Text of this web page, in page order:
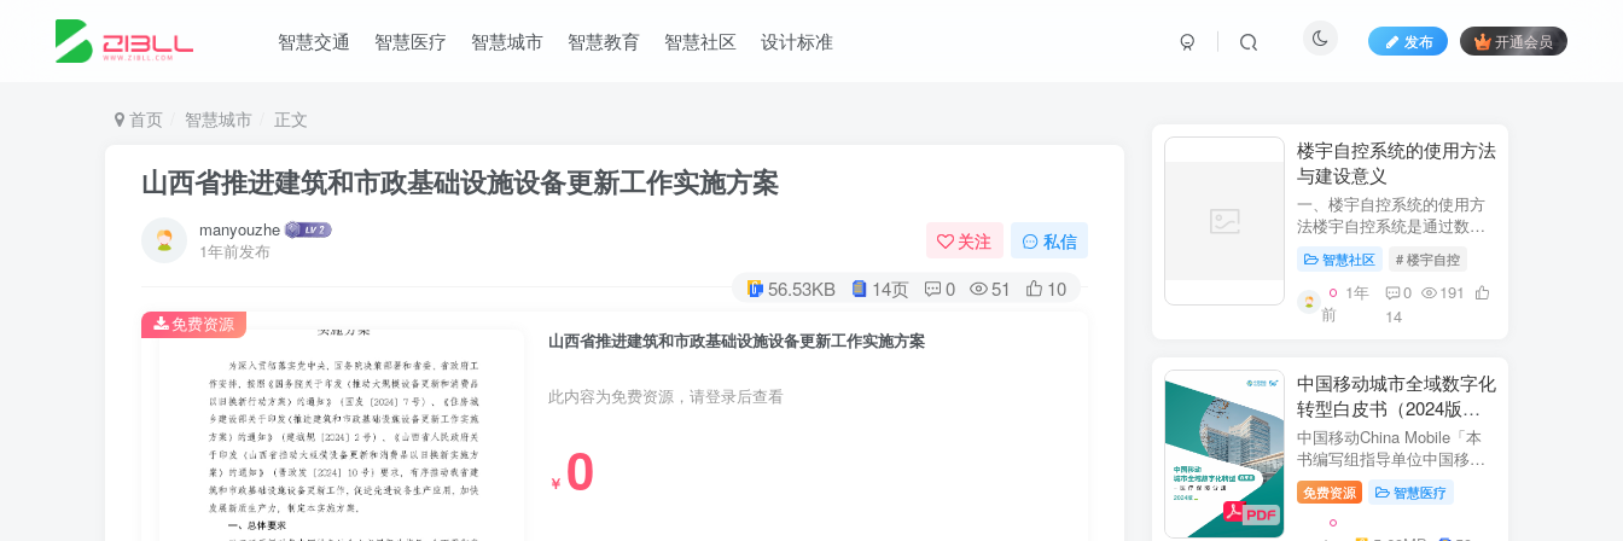
智慧交通 智慧医疗 智慧城市 智慧教育 智慧社区 设计标准 发布 开通会员
首页 智慧城市 正文
山西省推进建筑和市政基础设施设备更新工作实施方案
manyouzhe
1年前发布
关注 私信
56.53KB 14页 0 51 10
山西省推进建筑和市政基础设施设备更新工作实施方案
此内容为免费资源，请登录后查看
￥ 0
免费资源
​​楼宇自控系统的使用方法
与建设意义​
一、楼宇自控系统的使用方
法​​楼宇自控系统是通过数字
化、自动化技术对建筑内机
电设备（如暖通空调、照
明、电梯、给排水等）进行
集中监控、管理和优化运行
智慧社区 # 楼宇自控
1年
前
0
191
14
中国移动城市全域数字化
转型白皮书（2024版）-
医疗保障分册
中国移动China Mobile「本
书编写组指导单位中国移动
集团公司政企事业部编写单
位中移系统集成有限公司主
编李双佶、丁静、杨勇、赵
免费资源 智慧医疗